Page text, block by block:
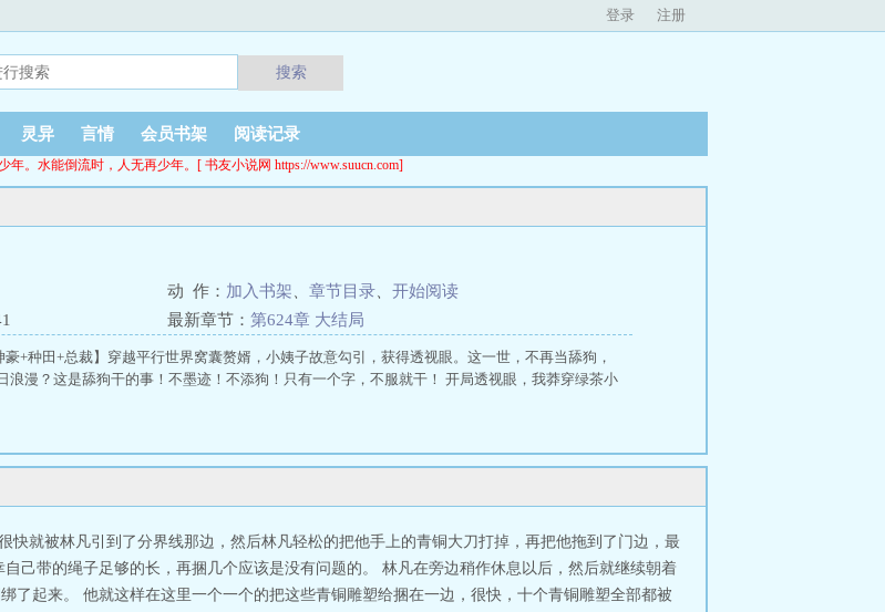
登录 注册
搜索
灵异 言情 会员书架 阅读记录
年。水能倒流时，人无再少年。[ 书友小说网 https://www.suucn.com]
动 作： 加入书架 章节目录
开始阅读
最新章节： 第624章 大结局
豪+种田+总裁】穿越平行世界窝囊赘婿，小姨子故意勾引，获得透视眼。这一世，不再当舔狗，
浪漫？这是舔狗干的事！不墨迹！不添狗！只有一个字，不服就干！ 开局透视眼，我莽穿绿茶小
快就被林凡引到了分界线那边，然后林凡轻松的把他手上的青铜大刀打掉，再把他拖到了门边，最
己带的绳子足够的长，再捆几个应该是没有问题的。 林凡在旁边稍作休息以后，然后就继续朝着
了起来。 他就这样在这里一个一个的把这些青铜雕塑给捆在一边，很快，十个青铜雕塑全部都被